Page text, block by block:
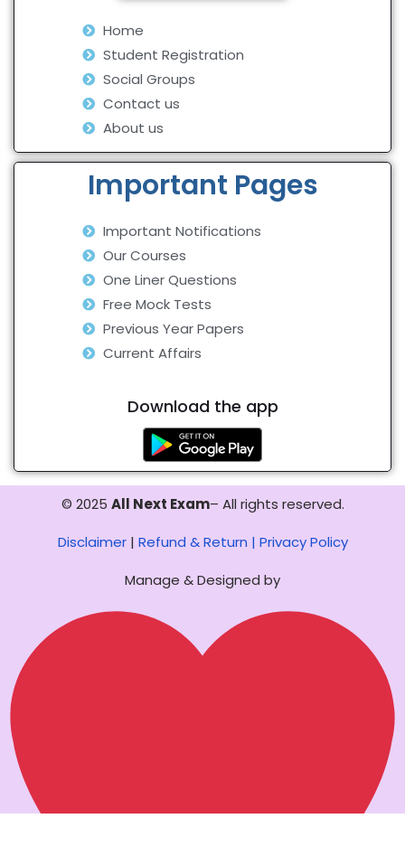
Home
Student Registration
Social Groups
Contact us
About us
Important Pages
Important Notifications
Our Courses
One Liner Questions
Free Mock Tests
Previous Year Papers
Current Affairs
Download the app
© 2025 All Next Exam– All rights reserved.
Disclaimer| Refund & Return | Privacy Policy
Manage & Designed by